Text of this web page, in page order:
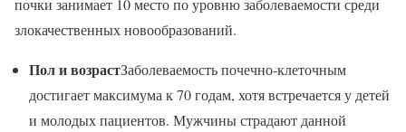
злокачественных новообразований.
Пол и возрастЗаболеваемость почечно-клеточным
достигает максимума к 70 годам, хотя встречается у детей
и молодых пациентов. Мужчины страдают данной